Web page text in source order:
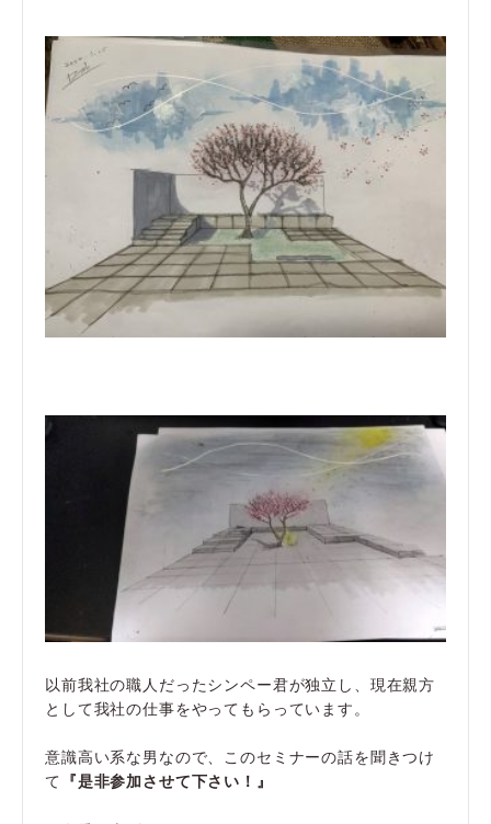
以前我社の職人だったシンペー君が独立し、現在親方
として我社の仕事をやってもらっています。
意識高い系な男なので、このセミナーの話を聞きつけ
て 『是非参加させて下さい！』